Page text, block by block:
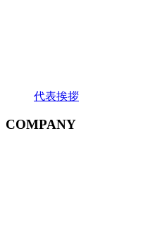
代表挨拶
COMPANY